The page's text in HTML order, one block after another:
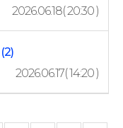
2026.06.18( 20:30 )
(2)
2026.06.17( 14:20 )